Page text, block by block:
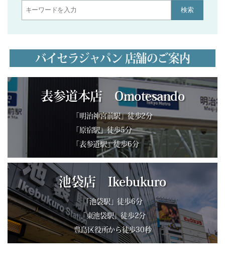
検索
バイセラジャパン 店舗のご案内
表参道本店 Omotesando
「明治神宮前駅」徒歩2分
「原宿駅」徒歩5分
「表参道駅」徒歩6分
池袋店 Ikebukuro
「池袋駅」徒歩6分
「東池袋駅」徒歩2分
豊島区役所から徒歩30秒